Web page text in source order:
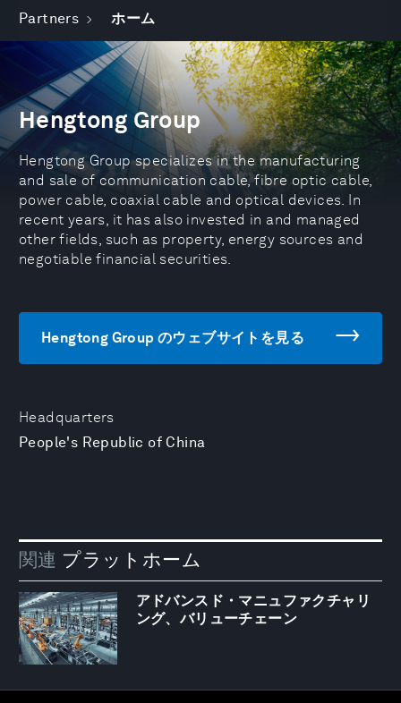
Partners ホーム
Headquarters
People's Republic of China
Hengtong Group
Hengtong Group specializes in the manufacturing
and sale of communication cable, fibre optic cable,
power cable, coaxial cable and optical devices. In
recent years, it has also invested in and managed
other fields, such as property, energy sources and
negotiable financial securities.
Hengtong Group のウェブサイトを見る
関連 プラットホーム
アドバンスド・マニュファクチャリ
ング、バリューチェーン